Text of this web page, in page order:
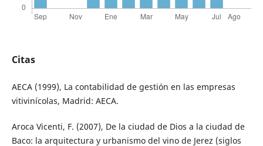
Citas
AECA (1999), La contabilidad de gestión en las empresas
vitivinícolas, Madrid: AECA.
Aroca Vicenti, F. (2007), De la ciudad de Dios a la ciudad de
Baco: la arquitectura y urbanismo del vino de Jerez (siglos